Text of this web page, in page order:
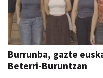
Burrunba, gazte
Beterri-Buruntzan